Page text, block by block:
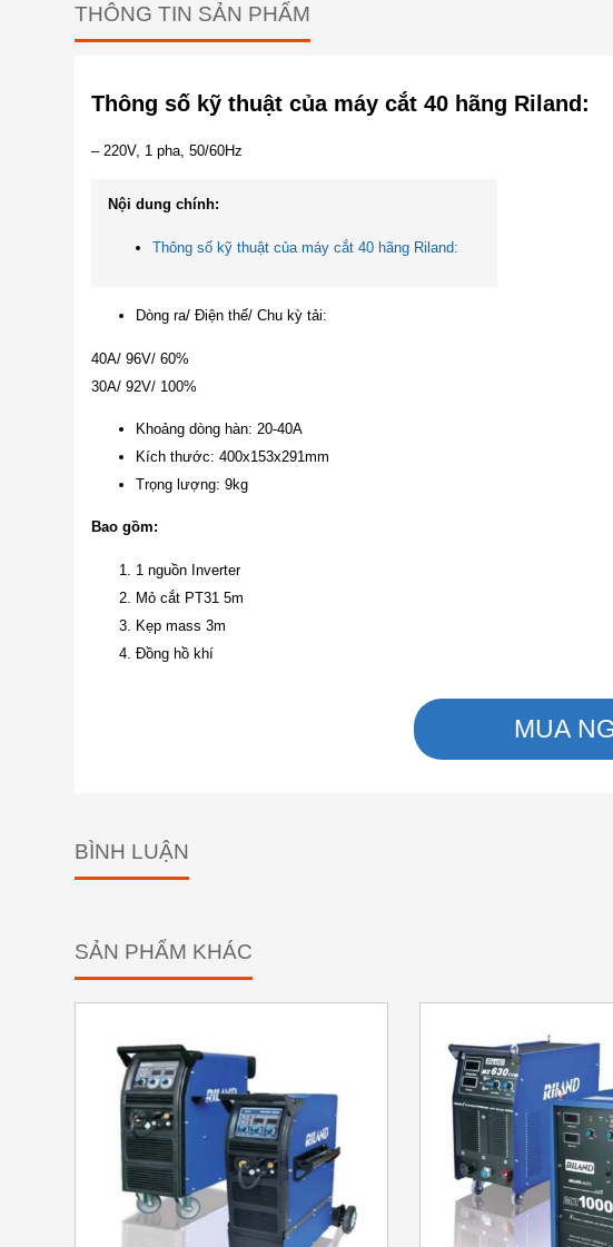
THÔNG TIN SẢN PHẨM
Thông số kỹ thuật của máy cắt 40 hãng Riland:
– 220V, 1 pha, 50/60Hz
Nội dung chính:
Thông số kỹ thuật của máy cắt 40 hãng Riland:
Dòng ra/ Điện thế/ Chu kỳ tải:
40A/ 96V/ 60%
30A/ 92V/ 100%
Khoảng dòng hàn: 20-40A
Kích thước: 400x153x291mm
Trọng lượng: 9kg
Bao gồm:
1 nguồn Inverter
Mỏ cắt PT31 5m
Kẹp mass 3m
Đồng hồ khí
MUA
BÌNH LUẬN
SẢN PHẨM KHÁC